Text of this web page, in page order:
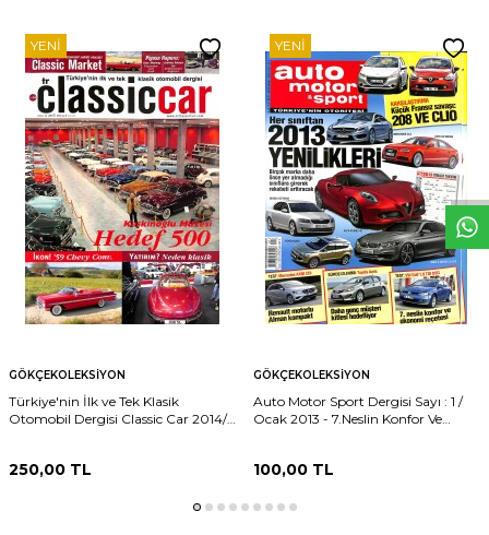
W
h
t
s
p
p
D
e
s
e
H
a
t
t
YENI
GÖKÇEKOLEKSIYON
Türkiye'nin İlk ve Tek Klasik
Otomobil Dergisi Classic Car 2014/2
Müzesi Hedef 500 NDR102147
250,00 TL
YENI
GÖKÇEKOLEKSIYON
Auto Motor Sport Dergisi Sayı : 1 /
Ocak 2013 - 7.Neslin Konfor Ve
100,00TL